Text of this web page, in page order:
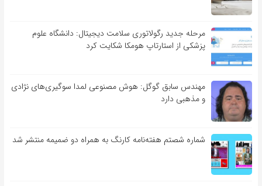
مرحله جدید رگولاتوری سلامت دیجیتال: دانشگاه علوم
پزشکی از استارتاپ هومکا شکایت کرد
مهندس سابق گوگل: هوش مصنوعی لمدا سوگیری‌های نژادی
و مذهبی دارد
شماره شصتم هفته‌نامه کارنگ به همراه دو ضمیمه منتشر شد